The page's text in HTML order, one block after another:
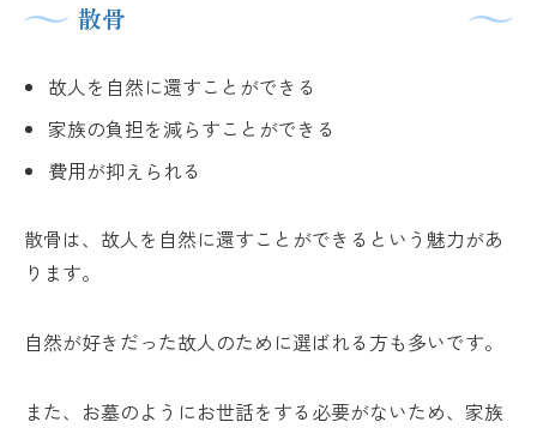
散骨
故人を自然に還すことができる
家族の負担を減らすことができる
費用が抑えられる
散骨は、故人を自然に還すことができるという魅力があ
ります。
自然が好きだった故人のために選ばれる方も多いです。
また、お墓のようにお世話をする必要がないため、家族